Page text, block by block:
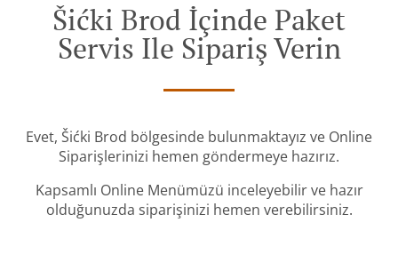
Šićki Brod İçinde Paket
Servis Ile Sipariş Verin
Evet, Šićki Brod bölgesinde bulunmaktayız ve Online
Siparişlerinizi hemen göndermeye hazırız.
Kapsamlı Online Menümüzü inceleyebilir ve hazır
olduğunuzda siparişinizi hemen verebilirsiniz.